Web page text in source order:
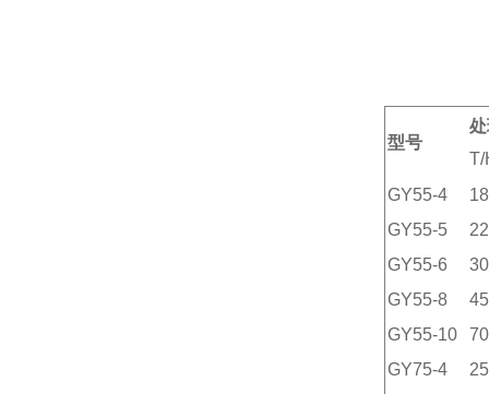
型号
T/
GY55-4
GY55-5
GY55-6
GY55-8
GY55-10
GY75-4